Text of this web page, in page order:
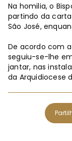
Na homilia, o
partindo da
São José,
De acordo com
seguiu-se-lhe
jantar, nas
da Arquidiocese